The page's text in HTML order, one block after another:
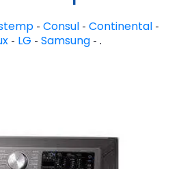
- Consul - Continental -
- LG - Samsung- .